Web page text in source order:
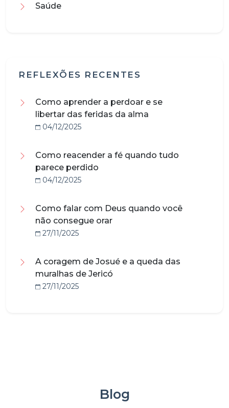
Saúde
REFLEXÕES RECENTES
Como aprender a perdoar e se
libertar das feridas da alma
04/12/2025
Como reacender a fé quando tudo
parece perdido
04/12/2025
Como falar com Deus quando você
não consegue orar
27/11/2025
A coragem de Josué e a queda das
muralhas de Jericó
27/11/2025
Blog